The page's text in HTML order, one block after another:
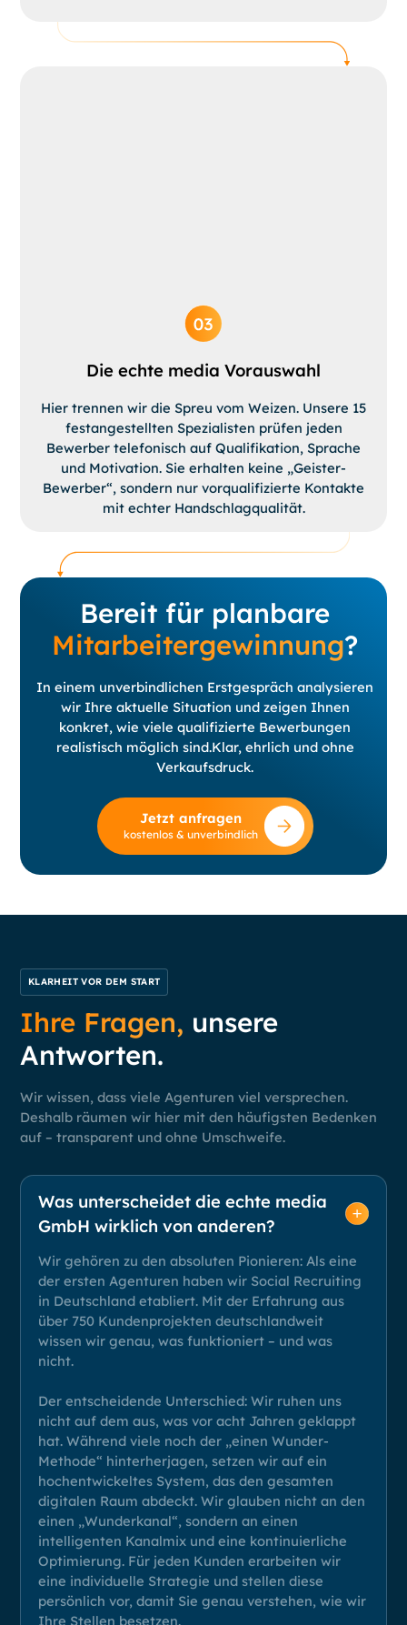
Die echte media Vorauswahl
Hier trennen wir die Spreu vom Weizen. Unsere 15
festangestellten Spezialisten prüfen jeden
Bewerber telefonisch auf Qualifikation, Sprache
und Motivation. Sie erhalten keine „Geister-
Bewerber“, sondern nur vorqualifizierte Kontakte
mit echter Handschlagqualität.
Bereit für planbare
Mitarbeitergewinnung?
In einem unverbindlichen Erstgespräch analysieren
wir Ihre aktuelle Situation und zeigen Ihnen
konkret, wie viele qualifizierte Bewerbungen
realistisch möglich sind.Klar, ehrlich und ohne
Verkaufsdruck.
Jetzt anfragen
kostenlos & unverbindlich
KLARHEIT VOR DEM START
Ihre Fragen, unsere
Antworten.
Wir wissen, dass viele Agenturen viel versprechen.
Deshalb räumen wir hier mit den häufigsten Bedenken
auf – transparent und ohne Umschweife.
Was unterscheidet die echte media
GmbH wirklich von anderen?
Wir gehören zu den absoluten Pionieren: Als eine
der ersten Agenturen haben wir Social Recruiting
in Deutschland etabliert. Mit der Erfahrung aus
über 750 Kundenprojekten deutschlandweit
wissen wir genau, was funktioniert – und was
nicht.
Der entscheidende Unterschied: Wir ruhen uns
nicht auf dem aus, was vor acht Jahren geklappt
hat. Während viele noch der „einen Wunder-
Methode“ hinterherjagen, setzen wir auf ein
hochentwickeltes System, das den gesamten
digitalen Raum abdeckt. Wir glauben nicht an den
einen „Wunderkanal“, sondern an einen
intelligenten Kanalmix und eine kontinuierliche
Optimierung. Für jeden Kunden erarbeiten wir
eine individuelle Strategie und stellen diese
persönlich vor, damit Sie genau verstehen, wie wir
Ihre Stellen besetzen.